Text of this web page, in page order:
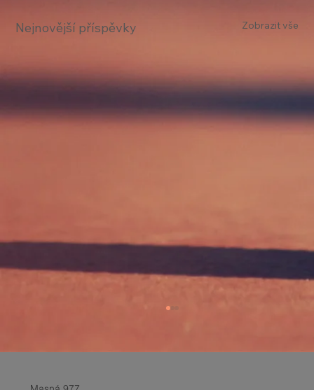
Nejnovější příspěvky Zobrazit vše